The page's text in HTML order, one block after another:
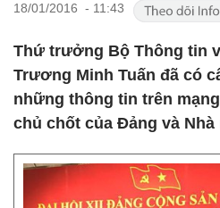
18/01/2016 - 11:43
Thứ trưởng Bộ Thông tin
Trương Minh Tuấn đã có
những thông tin trên
chủ chốt của Đảng và